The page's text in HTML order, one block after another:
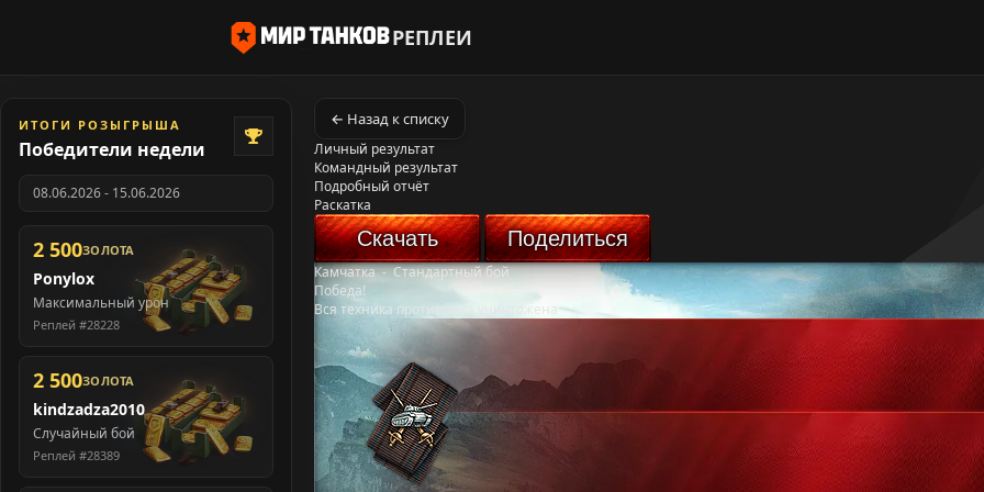
РЕПЛЕИ
ИТОГИ РОЗЫГРЫША
Победители недели
08.06.2026 - 15.06.2026
2 500ЗОЛОТА
Ponylox
Максимальный урон
Реплей #28228
2 500ЗОЛОТА
kindzadza2010
Случайный бой
Реплей #28389
← Назад к списку
Личный результат
Командный результат
Подробный отчёт
Раскатка
Скачать Поделиться
Камчатка-Стандартный бой
Победа!
Вся техника противника уничтожена